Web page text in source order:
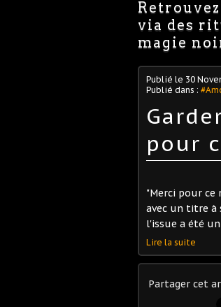
via des
magie
Publié le 30
Publié dans :
pour
"Merci pour ce
avec un titre à
l'issue a été
Lire la suite
Partager cet